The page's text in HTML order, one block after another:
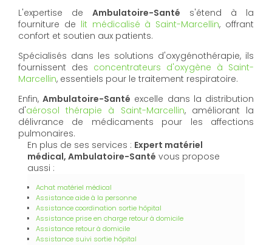
L'expertise de Ambulatoire-Santé s'étend à la
fourniture de lit médicalisé à Saint-Marcellin, offrant
confort et soutien aux patients.
Spécialisés dans les solutions d'oxygénothérapie, ils
fournissent des concentrateurs d'oxygène à Saint-
Marcellin, essentiels pour le traitement respiratoire.
Enfin,Ambulatoire-Santé excelle dans la distribution
d'aérosol thérapie à Saint-Marcellin, améliorant la
délivrance de médicaments pour les affections
pulmonaires.
En plus de ses services : Expert matériel
médical, Ambulatoire-Santé vous propose
aussi :
Achat matériel médical
Assistance aide à la personne
Assistance coordination sortie hôpital
Assistance prise en charge retour à domicile
Assistance retour à domicile
Assistance suivi sortie hôpital